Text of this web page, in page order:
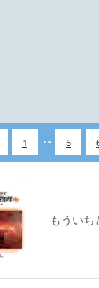
1 5
もうい